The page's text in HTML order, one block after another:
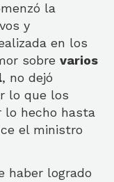
la
y
en los
sobre varios
, no dejó
lo que los
lo hecho hasta
el ministro
haber logrado